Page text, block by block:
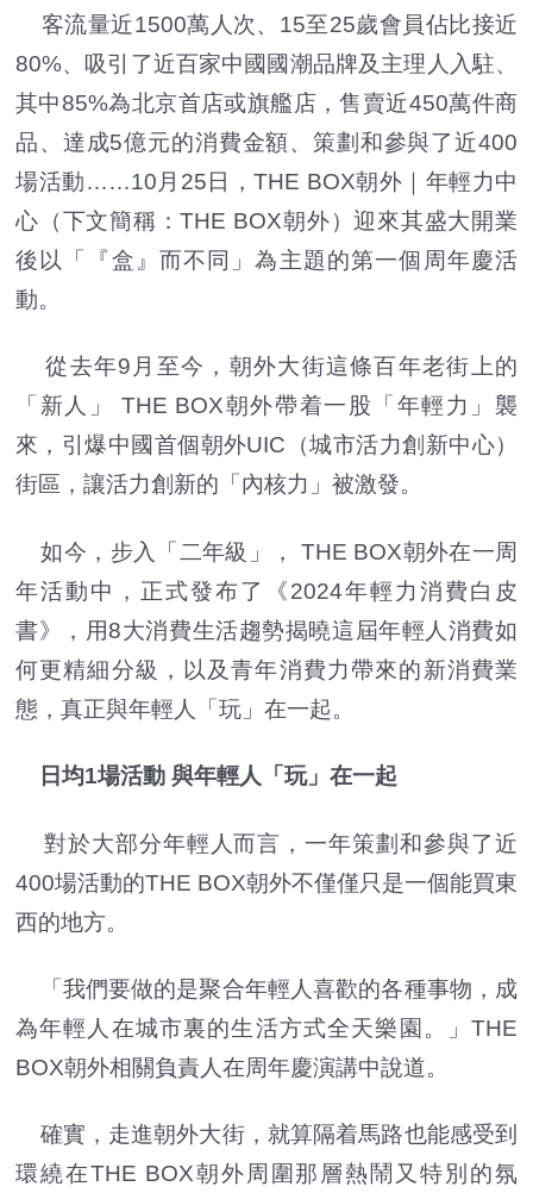
客流量近1500萬人次、15至25歲會員佔比接近
80%、吸引了近百家中國國潮品牌及主理人入駐、
其中85%為北京首店或旗艦店，售賣近450萬件商
品、達成5億元的消費金額、策劃和參與了近400
場活動……10月25日，THE BOX朝外｜年輕力中
心（下文簡稱：THE BOX朝外）迎來其盛大開業
後以「『盒』而不同」為主題的第一個周年慶活
動。
從去年9月至今，朝外大街這條百年老街上的
「新人」 THE BOX朝外帶着一股「年輕力」襲
來，引爆中國首個朝外UIC（城市活力創新中心）
街區，讓活力創新的「內核力」被激發。
如今，步入「二年級」， THE BOX朝外在一周
年活動中，正式發布了《2024年輕力消費白皮
書》，用8大消費生活趨勢揭曉這屆年輕人消費如
何更精細分級，以及青年消費力帶來的新消費業
態，真正與年輕人「玩」在一起。
日均1場活動 與年輕人「玩」在一起
對於大部分年輕人而言，一年策劃和參與了近
400場活動的THE BOX朝外不僅僅只是一個能買東
西的地方。
「我們要做的是聚合年輕人喜歡的各種事物，成
為年輕人在城市裏的生活方式全天樂園。」THE
BOX朝外相關負責人在周年慶演講中說道。
確實，走進朝外大街，就算隔着馬路也能感受到
環繞在THE BOX朝外周圍那層熱鬧又特別的氛